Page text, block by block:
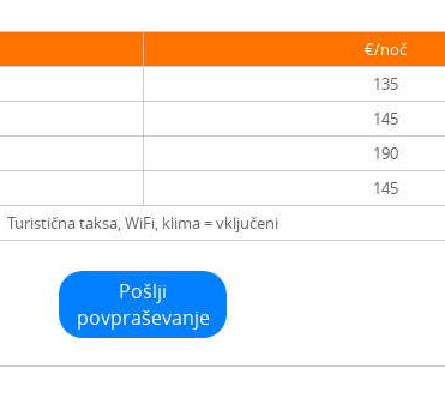
€/noč
135
145
190
145
Turistična taksa, WiFi, klima = vključeni
Pošlji
povpraševanje